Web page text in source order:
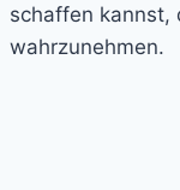
schaffen kannst,
wahrzunehmen.